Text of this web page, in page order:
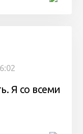
Я со всеми